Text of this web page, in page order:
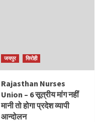
जयपुर सिरोही
Rajasthan Nurses
Union – 6 सूत्रीय मांग नहीं
मानी तो होगा प्रदेश व्यापी
आन्दोलन